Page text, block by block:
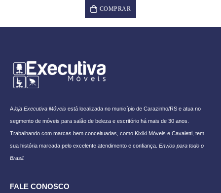
COMPRAR
Aloja Executiva Móveis está localizada no município de Carazinho/RS e atua no
segmento de móveis para salão de beleza e escritório há mais de 30 anos.
Trabalhando com marcas bem conceituadas, como Kixiki Móveis e Cavaletti, tem
sua história marcada pelo excelente atendimento e confiança. Envios para todo o
Brasil.
FALE CONOSCO